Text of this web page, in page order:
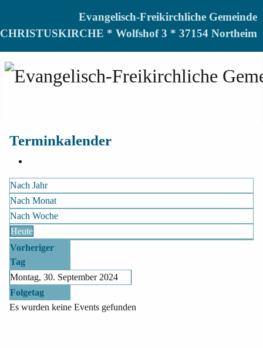
Evangelisch-Freikirchliche Gemeinde
CHRISTUSKIRCHE * Wolfshof 3 * 37154 Northeim
Terminkalender
Nach Jahr
Nach Monat
Nach Woche
Heute
Vorheriger
Tag
Montag, 30. September 2024
Folgetag
Es wurden keine Events gefunden